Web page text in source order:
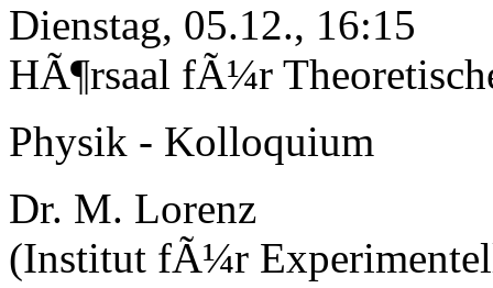
Dienstag, 05.12., 16:15
HÃ¶rsaal fÃ¼r
Physik - Kolloquium
Dr. M. Lorenz
(Institut fÃ¼r